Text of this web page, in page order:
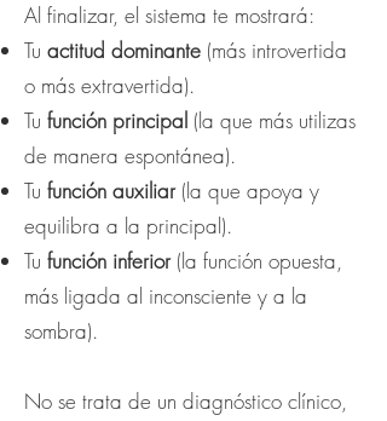
Al finalizar, el sistema te mostrará:
Tu actitud dominante (más introvertida
o más extravertida).
Tu función principal (la que más utilizas
de manera espontánea).
Tu función auxiliar(la que apoya y
equilibra a la principal).
Tu función inferior (la función opuesta,
más ligada al inconsciente y a la
sombra).
No se trata de un diagnóstico clínico,